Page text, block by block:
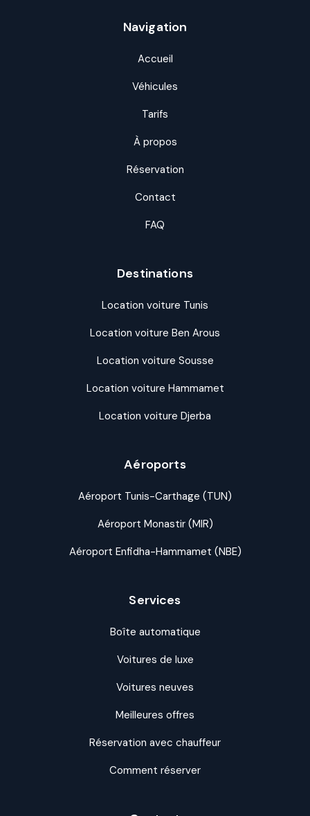
Navigation
Accueil
Véhicules
Tarifs
À propos
Réservation
Contact
FAQ
Destinations
Location voiture Tunis
Location voiture Ben Arous
Location voiture Sousse
Location voiture Hammamet
Location voiture Djerba
Aéroports
Aéroport Tunis-Carthage (TUN)
Aéroport Monastir (MIR)
Aéroport Enfidha-Hammamet (NBE)
Services
Boîte automatique
Voitures de luxe
Voitures neuves
Meilleures offres
Réservation avec chauffeur
Comment réserver